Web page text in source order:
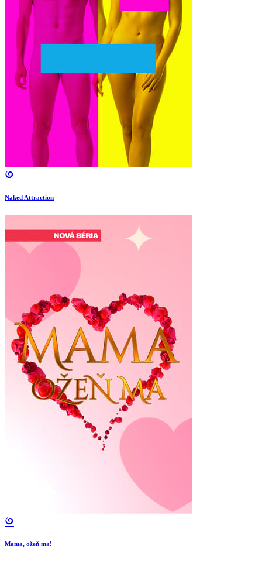
Naked Attraction
Mama, ožeň ma!